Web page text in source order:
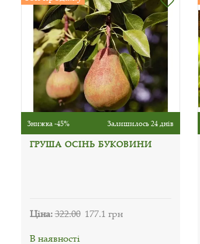
Знижка -45% Залишилось 24 днів
ГРУША ОСІНЬ БУКОВИНИ
Ціна:322.00 177.1 грн
В наявності